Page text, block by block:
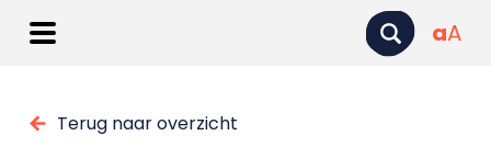
aA
Terug naar overzicht